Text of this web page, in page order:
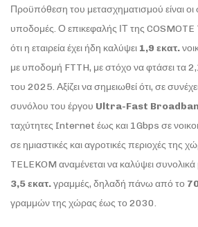
Προϋπόθεση του μετασχηματισμού είναι οι
υποδομές. Ο επικεφαλής ΙΤ της
ότι η εταιρεία έχει ήδη καλύψει 1,9 εκατ.
με υποδομή FTTH, με στόχο να φτάσει τα
του 2025. Αξίζει να σημειωθεί ότι, σε
συνόλου του έργου Ultra-Fast
ταχύτητες Internet έως και 1Gbps σε
σε ημιαστικές και αγροτικές περιοχές της
TELEKOM αναμένεται να καλύψει συνολικά
3,5 εκατ.γραμμές, δηλαδή πάνω από το
γραμμών της χώρας έως το 2030.